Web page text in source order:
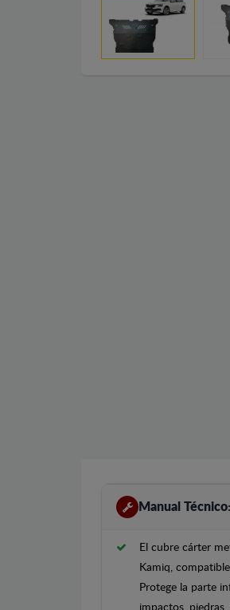
Manual Técnico:
El cubre cárter
Kamiq,
Protege la parte
impactos,